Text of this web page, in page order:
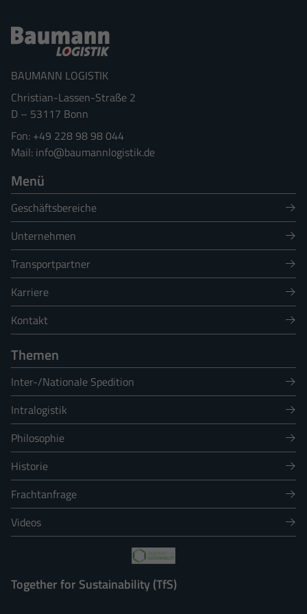
BAUMANN LOGISTIK
Christian-Lassen-Straße 2
D – 53117 Bonn
+49 228 98 98 044
info@baumannlogistik.de
Menü
Geschäftsbereiche
Unternehmen
Transportpartner
Karriere
Kontakt
Themen
Inter-/Nationale Spedition
Intralogistik
Philosophie
Historie
Frachtanfrage
Videos
Together for Sustainability (TfS)
Statistiken (2)
uns zu verstehen, wie unsere Besucher unsere Website nutzen.
Cookie-Informationen anzeigen